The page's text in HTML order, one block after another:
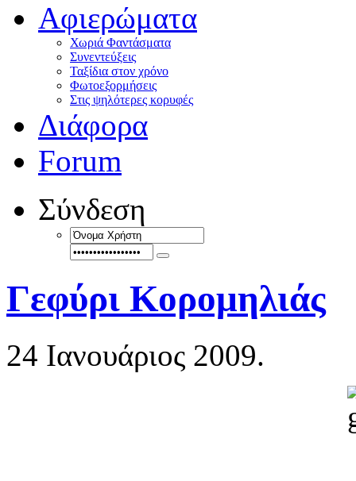
Αφιερώματα
Χωριά Φαντάσματα
Συνεντεύξεις
Ταξίδια στον χρόνο
Φωτοεξορμήσεις
Στις ψηλότερες κορυφές
Διάφορα
Forum
Σύνδεση
Γεφύρι Κορομηλιάς
24 Ιανουάριος 2009.